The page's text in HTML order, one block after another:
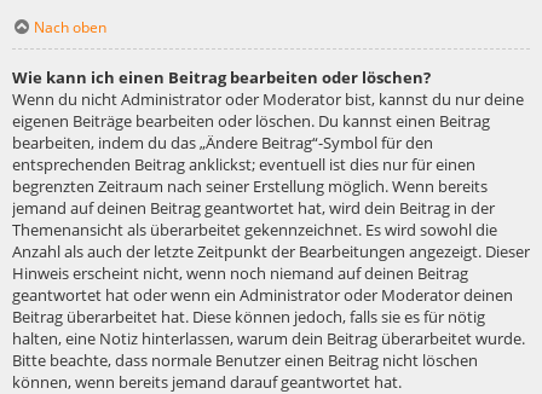
Nach oben
Wie kann ich einen Beitrag bearbeiten oder löschen?
Wenn du nicht Administrator oder Moderator bist, kannst du nur deine
eigenen Beiträge bearbeiten oder löschen. Du kannst einen Beitrag
bearbeiten, indem du das „Ändere Beitrag“-Symbol für den
entsprechenden Beitrag anklickst; eventuell ist dies nur für einen
begrenzten Zeitraum nach seiner Erstellung möglich. Wenn bereits
jemand auf deinen Beitrag geantwortet hat, wird dein Beitrag in der
Themenansicht als überarbeitet gekennzeichnet. Es wird sowohl die
Anzahl als auch der letzte Zeitpunkt der Bearbeitungen angezeigt. Dieser
Hinweis erscheint nicht, wenn noch niemand auf deinen Beitrag
geantwortet hat oder wenn ein Administrator oder Moderator deinen
Beitrag überarbeitet hat. Diese können jedoch, falls sie es für nötig
halten, eine Notiz hinterlassen, warum dein Beitrag überarbeitet wurde.
Bitte beachte, dass normale Benutzer einen Beitrag nicht löschen
können, wenn bereits jemand darauf geantwortet hat.